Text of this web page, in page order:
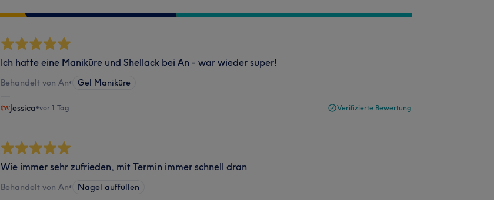
Ich hatte eine Maniküre und Shellack bei An - war wieder super!
Behandelt von An• Gel Maniküre
Jessica•vor 1 Tag Verifizierte Bewertung
Wie immer sehr zufrieden, mit Termin immer schnell dran
Behandelt von An• Nägel auffüllen